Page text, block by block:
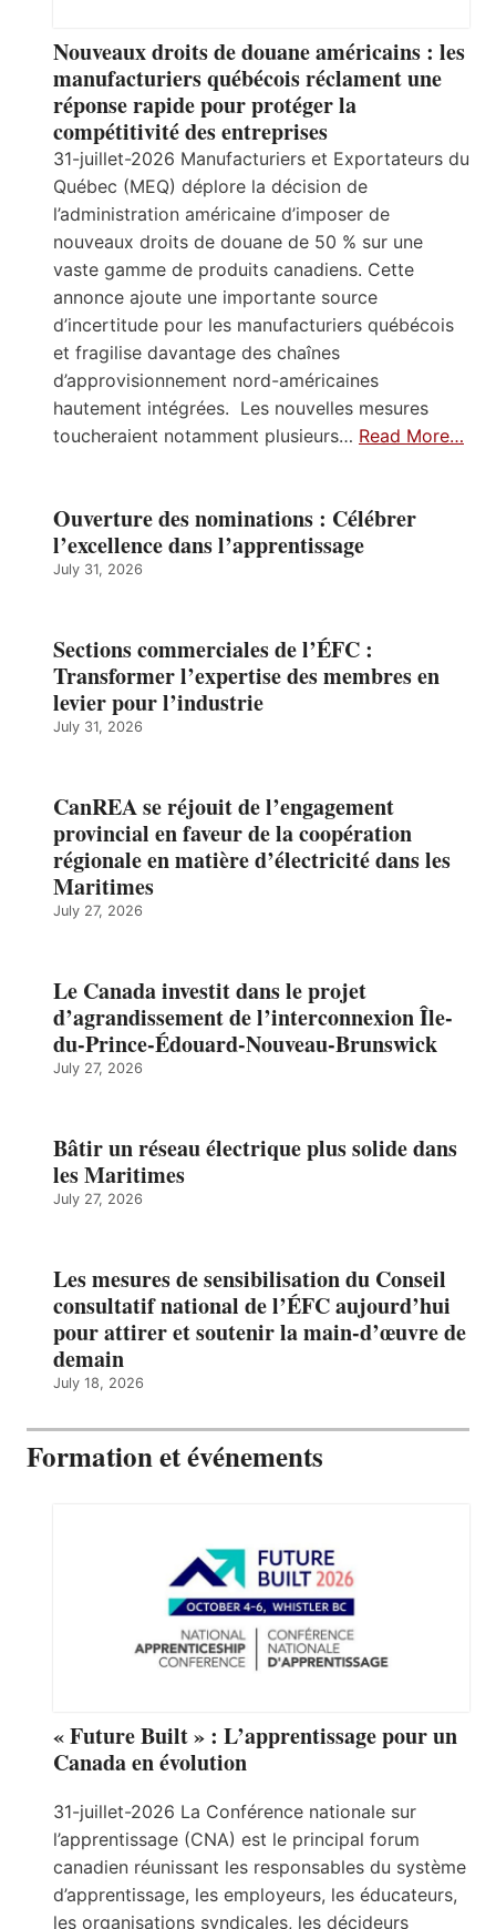
Nouveaux droits de douane américains : les
manufacturiers québécois réclament une
réponse rapide pour protéger la
compétitivité des entreprises
31-juillet-2026 Manufacturiers et Exportateurs du
Québec (MEQ) déplore la décision de
l’administration américaine d’imposer de
nouveaux droits de douane de 50 % sur une
vaste gamme de produits canadiens. Cette
annonce ajoute une importante source
d’incertitude pour les manufacturiers québécois
et fragilise davantage des chaînes
d’approvisionnement nord-américaines
hautement intégrées. Les nouvelles mesures
toucheraient notamment plusieurs… Read More…
Ouverture des nominations : Célébrer
l’excellence dans l’apprentissage
July 31, 2026
Sections commerciales de l’ÉFC :
Transformer l’expertise des membres en
levier pour l’industrie
July 31, 2026
CanREA se réjouit de l’engagement
provincial en faveur de la coopération
régionale en matière d’électricité dans les
Maritimes
July 27, 2026
Le Canada investit dans le projet
d’agrandissement de l’interconnexion Île-
du-Prince-Édouard-Nouveau-Brunswick
July 27, 2026
Bâtir un réseau électrique plus solide dans
les Maritimes
July 27, 2026
Les mesures de sensibilisation du Conseil
consultatif national de l’ÉFC aujourd’hui
pour attirer et soutenir la main-d’œuvre de
demain
July 18, 2026
Formation et événements
« Future Built » : L’apprentissage pour un
Canada en évolution
31-juillet-2026 La Conférence nationale sur
l’apprentissage (CNA) est le principal forum
canadien réunissant les responsables du système
d’apprentissage, les employeurs, les éducateurs,
les organisations syndicales, les décideurs